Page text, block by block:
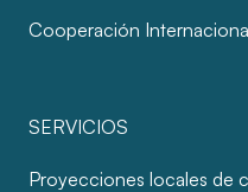
Cooperación
SERVICIOS
Proyecciones locales de